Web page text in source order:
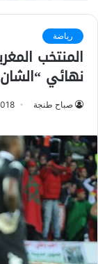
رياضة
المنتخب
نهائي
صباح طنجة